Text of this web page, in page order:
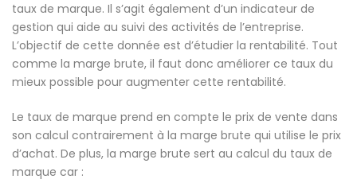
taux de marque. Il s’agit également d’un indicateur de
gestion qui aide au suivi des activités de l’entreprise.
L’objectif de cette donnée est d’étudier la rentabilité. Tout
comme la marge brute, il faut donc améliorer ce taux du
mieux possible pour augmenter cette rentabilité.
Le taux de marque prend en compte le prix de vente dans
son calcul contrairement à la marge brute qui utilise le prix
d’achat. De plus, la marge brute sert au calcul du taux de
marque car :